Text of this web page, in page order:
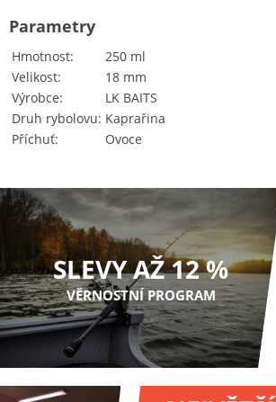
Hmotnost
250 ml
Velikost
18 mm
Výrobce
LK BAITS
Druh rybolovu Kaprařina
Příchuť
Ovoce
Parametry
SLEVY AŽ 12 %
VĚRNOSTNÍ PROGRAM